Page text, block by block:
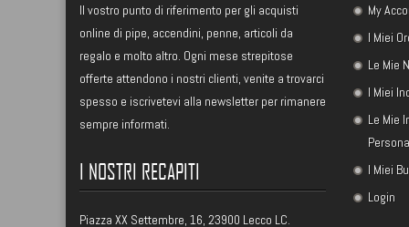
Il vostro punto di riferimento per gli acquisti
online di pipe, accendini, penne, articoli da
regalo e molto altro. Ogni mese strepitose
offerte attendono i nostri clienti, venite a trovarci
spesso e iscrivetevi alla newsletter per rimanere
sempre informati.
I NOSTRI RECAPITI
Piazza XX Settembre, 16, 23900 Lecco LC.
My
I Miei
Le Mie
I Miei
Le Mie
I Miei
Login